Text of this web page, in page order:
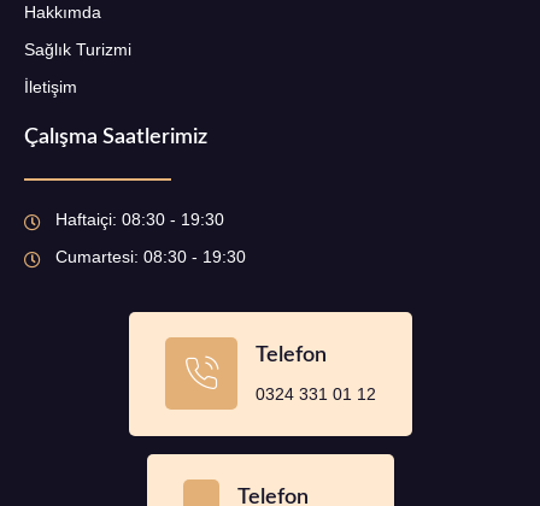
Hakkımda
Sağlık Turizmi
İletişim
Çalışma Saatlerimiz
Haftaiçi: 08:30 - 19:30
Cumartesi: 08:30 - 19:30
Telefon
0324 331 01 12
Telefon